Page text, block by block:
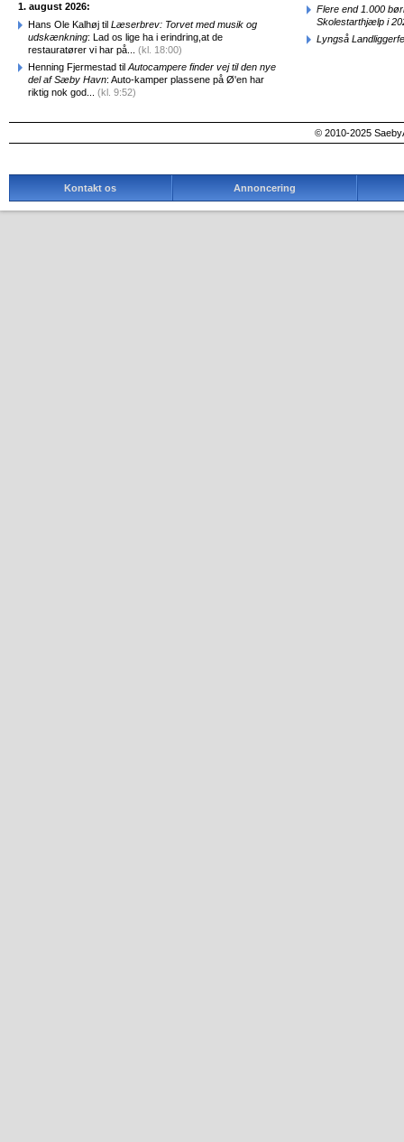
1. august 2026:
Hans Ole Kalhøj til Læserbrev: Torvet med musik og
udskænkning: Lad os lige ha i erindring,at de
restauratører vi har på... (kl. 18:00)
Henning Fjermestad til Autocampere finder vej til den nye
del af Sæby Havn: Auto-kamper plassene på Ø'en har
riktig nok god... (kl. 9:52)
Flere end 1.000
Skolestarthjælp i
Lyngså
© 2010-2025
Kontakt os Annoncering